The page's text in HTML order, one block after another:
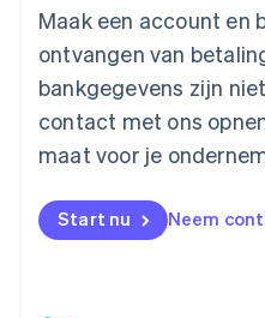
Maak een account en
ontvangen van
bankgegevens zijn
contact met ons
maat voor je
Start nu Neem
English
Malta
English
Mexico
Nederland
NederlandsEnglish
English
Noorwegen